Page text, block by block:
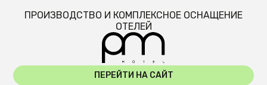
ПРОИЗВОДСТВО И КОМПЛЕКСНОЕ ОСНАЩЕНИЕ
ОТЕЛЕЙ
ПЕРЕЙТИ НА САЙТ